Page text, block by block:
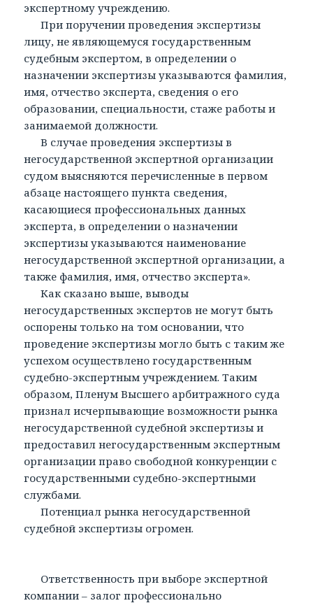
экспертному учреждению.
При поручении проведения экспертизы
лицу, не являющемуся государственным
судебным экспертом, в определении о
назначении экспертизы указываются фамилия,
имя, отчество эксперта, сведения о его
образовании, специальности, стаже работы и
занимаемой должности.
В случае проведения экспертизы в
негосударственной экспертной организации
судом выясняются перечисленные в первом
абзаце настоящего пункта сведения,
касающиеся профессиональных данных
эксперта, в определении о назначении
экспертизы указываются наименование
негосударственной экспертной организации, а
также фамилия, имя, отчество эксперта».
Как сказано выше, выводы
негосударственных экспертов не могут быть
оспорены только на том основании, что
проведение экспертизы могло быть с таким же
успехом осуществлено государственным
судебно-экспертным учреждением. Таким
образом, Пленум Высшего арбитражного суда
признал исчерпывающие возможности рынка
негосударственной судебной экспертизы и
предоставил негосударственным экспертным
организации право свободной конкуренции с
государственными судебно-экспертными
службами.
Потенциал рынка негосударственной
судебной экспертизы огромен.
Ответственность при выборе экспертной
компании – залог профессионально